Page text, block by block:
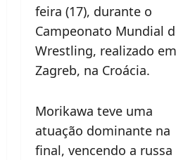
feira (17), durante o
Campeonato Mundial
Wrestling, realizado em
Zagreb, na Croácia.
Morikawa teve uma
atuação dominante na
final, vencendo a russa